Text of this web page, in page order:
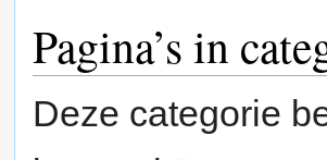
Pagina’s in
Deze categorie